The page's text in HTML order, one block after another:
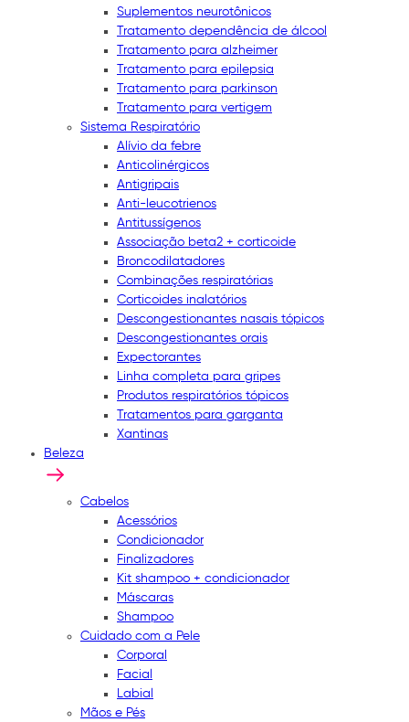
Suplementos neurotônicos
Tratamento dependência de álcool
Tratamento para alzheimer
Tratamento para epilepsia
Tratamento para parkinson
Tratamento para vertigem
Sistema Respiratório
Alívio da febre
Anticolinérgicos
Antigripais
Anti-leucotrienos
Antitussígenos
Associação beta2 + corticoide
Broncodilatadores
Combinações respiratórias
Corticoides inalatórios
Descongestionantes nasais tópicos
Descongestionantes orais
Expectorantes
Linha completa para gripes
Produtos respiratórios tópicos
Tratamentos para garganta
Xantinas
Beleza
Cabelos
Acessórios
Condicionador
Finalizadores
Kit shampoo + condicionador
Máscaras
Shampoo
Cuidado com a Pele
Corporal
Facial
Labial
Mãos e Pés